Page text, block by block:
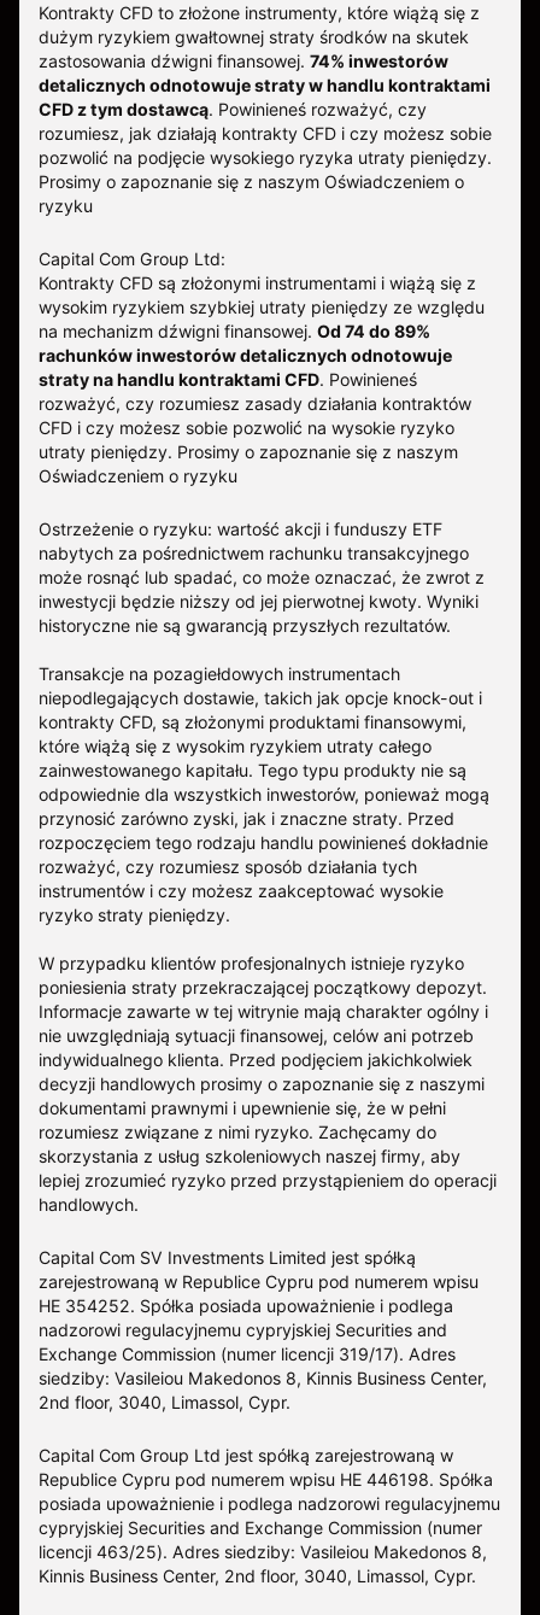
Kontrakty CFD to złożone instrumenty, które wiążą się z
dużym ryzykiem gwałtownej straty środków na skutek
zastosowania dźwigni finansowej. 74% inwestorów
detalicznych odnotowuje straty w handlu kontraktami
CFD z tym dostawcą. Powinieneś rozważyć, czy
rozumiesz, jak działają kontrakty CFD i czy możesz sobie
pozwolić na podjęcie wysokiego ryzyka utraty pieniędzy.
Prosimy o zapoznanie się z naszym Oświadczeniem o
ryzyku
Capital Com Group Ltd:
Kontrakty CFD są złożonymi instrumentami i wiążą się z
wysokim ryzykiem szybkiej utraty pieniędzy ze względu
na mechanizm dźwigni finansowej. Od 74 do 89%
rachunków inwestorów detalicznych odnotowuje
straty na handlu kontraktami CFD. Powinieneś
rozważyć, czy rozumiesz zasady działania kontraktów
CFD i czy możesz sobie pozwolić na wysokie ryzyko
utraty pieniędzy. Prosimy o zapoznanie się z naszym
Oświadczeniem o ryzyku
Ostrzeżenie o ryzyku: wartość akcji i funduszy ETF
nabytych za pośrednictwem rachunku transakcyjnego
może rosnąć lub spadać, co może oznaczać, że zwrot z
inwestycji będzie niższy od jej pierwotnej kwoty. Wyniki
historyczne nie są gwarancją przyszłych rezultatów.
Transakcje na pozagiełdowych instrumentach
niepodlegających dostawie, takich jak opcje knock-out i
kontrakty CFD, są złożonymi produktami finansowymi,
które wiążą się z wysokim ryzykiem utraty całego
zainwestowanego kapitału. Tego typu produkty nie są
odpowiednie dla wszystkich inwestorów, ponieważ mogą
przynosić zarówno zyski, jak i znaczne straty. Przed
rozpoczęciem tego rodzaju handlu powinieneś dokładnie
rozważyć, czy rozumiesz sposób działania tych
instrumentów i czy możesz zaakceptować wysokie
ryzyko straty pieniędzy.
W przypadku klientów profesjonalnych istnieje ryzyko
poniesienia straty przekraczającej początkowy depozyt.
Informacje zawarte w tej witrynie mają charakter ogólny i
nie uwzględniają sytuacji finansowej, celów ani potrzeb
indywidualnego klienta. Przed podjęciem jakichkolwiek
decyzji handlowych prosimy o zapoznanie się z naszymi
dokumentami prawnymi i upewnienie się, że w pełni
rozumiesz związane z nimi ryzyko. Zachęcamy do
skorzystania z usług szkoleniowych naszej firmy, aby
lepiej zrozumieć ryzyko przed przystąpieniem do operacji
handlowych.
Capital Com SV Investments Limited jest spółką
zarejestrowaną w Republice Cypru pod numerem wpisu
HE 354252. Spółka posiada upoważnienie i podlega
nadzorowi regulacyjnemu cypryjskiej Securities and
Exchange Commission (numer licencji 319/17). Adres
siedziby: Vasileiou Makedonos 8, Kinnis Business Center,
2nd floor, 3040, Limassol, Cypr.
Capital Com Group Ltd jest spółką zarejestrowaną w
Republice Cypru pod numerem wpisu ΗΕ 446198. Spółka
posiada upoważnienie i podlega nadzorowi regulacyjnemu
cypryjskiej Securities and Exchange Commission (numer
licencji 463/25). Adres siedziby: Vasileiou Makedonos 8,
Kinnis Business Center, 2nd floor, 3040, Limassol, Cypr.